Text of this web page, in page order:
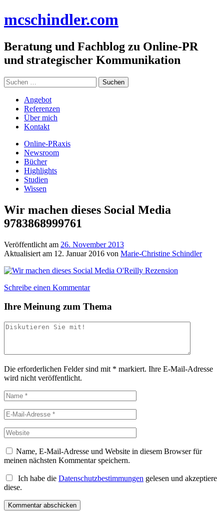
Inhalt
mcschindler.com
Beratung und Fachblog zu Online-PR
und strategischer Kommunikation
Suchen
nach:
Angebot
Referenzen
Über mich
Kontakt
Online-PRaxis
Newsroom
Bücher
Highlights
Studien
Wissen
Wir machen dieses Social Media
9783868999761
Veröffentlicht am 26. November 2013
Aktualisiert am 12. Januar 2016 von Marie-Christine Schindler
Schreibe einen Kommentar
Ihre Meinung zum Thema
Die erforderlichen Felder sind mit * markiert. Ihre E-Mail-Adresse
wird nicht veröffentlicht.
Name, E-Mail-Adresse und Website in diesem Browser für
meinen nächsten Kommentar speichern.
Ich habe die Datenschutzbestimmungen gelesen und akzeptiere
diese.